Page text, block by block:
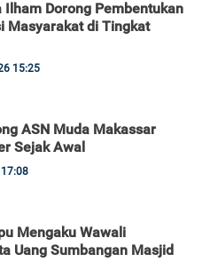
Dorong Pembentukan
Masyarakat di Tingkat
15:25
ASN Muda Makassar
Sejak Awal
Mengaku Wawali
Uang Sumbangan Masjid